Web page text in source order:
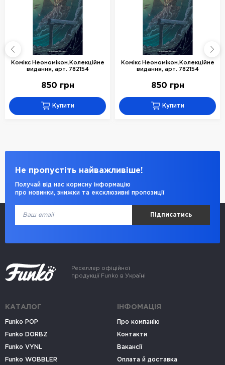
Комікс Неономікон.Колекційне
видання, арт. 782154
850 грн
Купити
Комікс Неономікон.Колекційне
видання, арт. 782154
850 грн
Купити
Не пропустіть найважливіше!
Получай від нас корисну інформацію
про новинки, знижки та ексклюзивні пропозиції
Підписатись
Реселлер офіційної
продукції Funko в Україні
КАТАЛОГ
Funko POP
Funko DORBZ
Funko VYNL
Funko WOBBLER
ІНФОМАЦІЯ
Про компанію
Контакти
Вакансії
Оплата й доставка